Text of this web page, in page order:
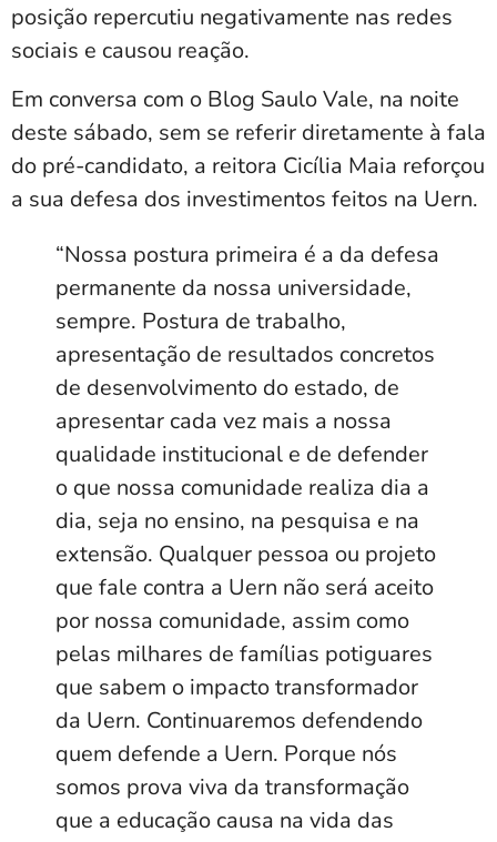
posição repercutiu negativamente nas redes
sociais e causou reação.
Em conversa com o Blog Saulo Vale, na noite
deste sábado, sem se referir diretamente à fala
do pré-candidato, a reitora Cicília Maia reforçou
a sua defesa dos investimentos feitos na Uern.
“Nossa postura primeira é a da defesa
permanente da nossa universidade,
sempre. Postura de trabalho,
apresentação de resultados concretos
de desenvolvimento do estado, de
apresentar cada vez mais a nossa
qualidade institucional e de defender
o que nossa comunidade realiza dia a
dia, seja no ensino, na pesquisa e na
extensão. Qualquer pessoa ou projeto
que fale contra a Uern não será aceito
por nossa comunidade, assim como
pelas milhares de famílias potiguares
que sabem o impacto transformador
da Uern. Continuaremos defendendo
quem defende a Uern. Porque nós
somos prova viva da transformação
que a educação causa na vida das